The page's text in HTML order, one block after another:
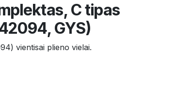
C tipas
GYS)
vientisai plieno vielai.